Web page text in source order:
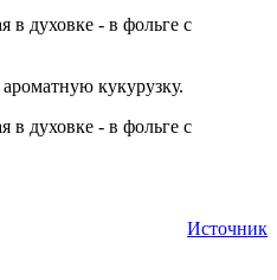
кукурузку.
Источник